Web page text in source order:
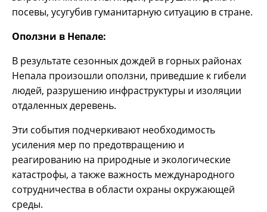
посевы, усугубив гуманитарную ситуацию в стране.
Оползни в Непале:
В результате сезонных дождей в горных районах
Непала произошли оползни, приведшие к гибели
людей, разрушению инфраструктуры и изоляции
отдаленных деревень.
Эти события подчеркивают необходимость
усиления мер по предотвращению и
реагированию на природные и экологические
катастрофы, а также важность международного
сотрудничества в области охраны окружающей
среды.